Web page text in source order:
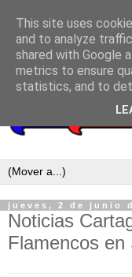
jueves, 2 de junio
Noticias
Flamencos
This site uses
and to analyze
shared with Google
metrics to ensure
statistics, and to